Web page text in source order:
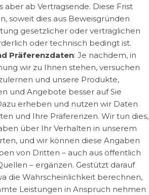
aber ab Vertragsende. Diese Frist
soweit dies aus Beweisgründen
gesetzlicher oder vertraglichen
oder technisch bedingt ist.
Präferenzdaten: Je nachdem, in
wir zu Ihnen stehen, versuchen
und unsere Produkte,
und Angebote besser auf Sie
erheben und nutzen wir Daten
und Ihre Präferenzen. Wir tun dies,
über Ihr Verhalten in unserem
und wir können diese Angaben
von Dritten – auch aus öffentlich
– ergänzen. Gestützt darauf
die Wahrscheinlichkeit berechnen,
Leistungen in Anspruch nehmen